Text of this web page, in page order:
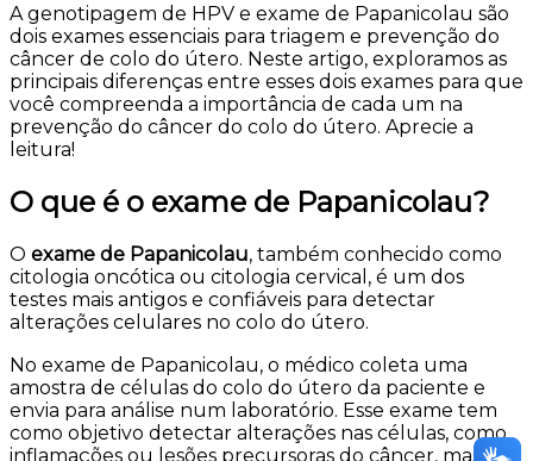
A genotipagem de HPV e exame de Papanicolau são
dois exames essenciais para triagem e prevenção do
câncer de colo do útero. Neste artigo, exploramos as
principais diferenças entre esses dois exames para que
você compreenda a importância de cada um na
prevenção do câncer do colo do útero. Aprecie a
leitura!
O que é o exame de Papanicolau?
O exame de Papanicolau, também conhecido como
citologia oncótica ou citologia cervical, é um dos
testes mais antigos e confiáveis para detectar
alterações celulares no colo do útero.
No exame de Papanicolau, o médico coleta uma
amostra de células do colo do útero da paciente e
envia para análise num laboratório. Esse exame tem
como objetivo detectar alterações nas células, como
inflamações ou lesões precursoras do câncer, mas não